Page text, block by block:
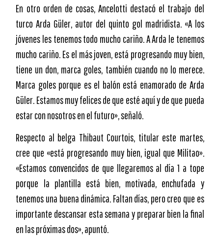
En otro orden de cosas, Ancelotti destacó el trabajo del
turco Arda Güler, autor del quinto gol madridista. «A los
jóvenes les tenemos todo mucho cariño. A Arda le tenemos
mucho cariño. Es el más joven, está progresando muy bien,
tiene un don, marca goles, también cuando no lo merece.
Marca goles porque es el balón está enamorado de Arda
Güler. Estamos muy felices de que esté aquí y de que pueda
estar con nosotros en el futuro», señaló.
Respecto al belga Thibaut Courtois, titular este martes,
cree que «está progresando muy bien, igual que Militao».
«Estamos convencidos de que llegaremos al día 1 a tope
porque la plantilla está bien, motivada, enchufada y
tenemos una buena dinámica. Faltan días, pero creo que es
importante descansar esta semana y preparar bien la final
en las próximas dos», apuntó.